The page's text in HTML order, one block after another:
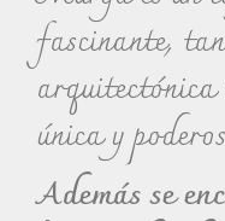
fascinante,
arquitectónica
única y
Además se